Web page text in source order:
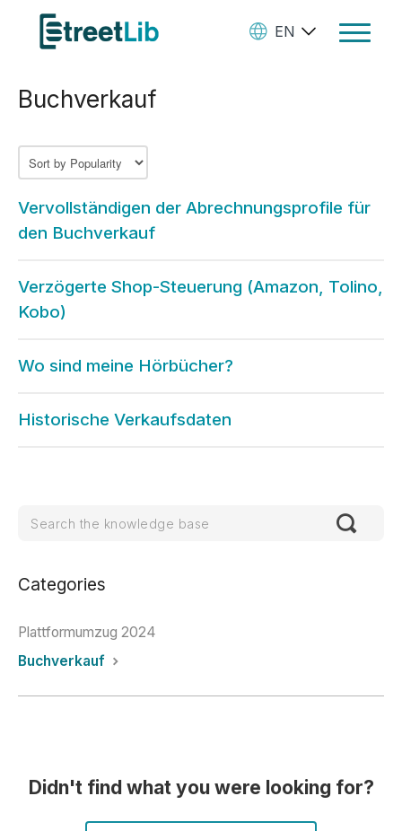
Toggle
Create Your Books
Royalties
EN
Buchverkauf
Vervollständigen der Abrechnungsprofile für
den Buchverkauf
Verzögerte Shop-Steuerung (Amazon, Tolino,
Kobo)
Wo sind meine Hörbücher?
Historische Verkaufsdaten
Categories
Plattformumzug 2024
Buchverkauf
Didn't find what you were looking for?